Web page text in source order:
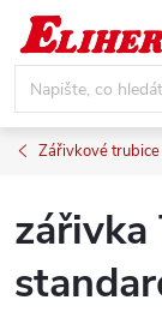
Přejít
obsah
Zářivkové trubice